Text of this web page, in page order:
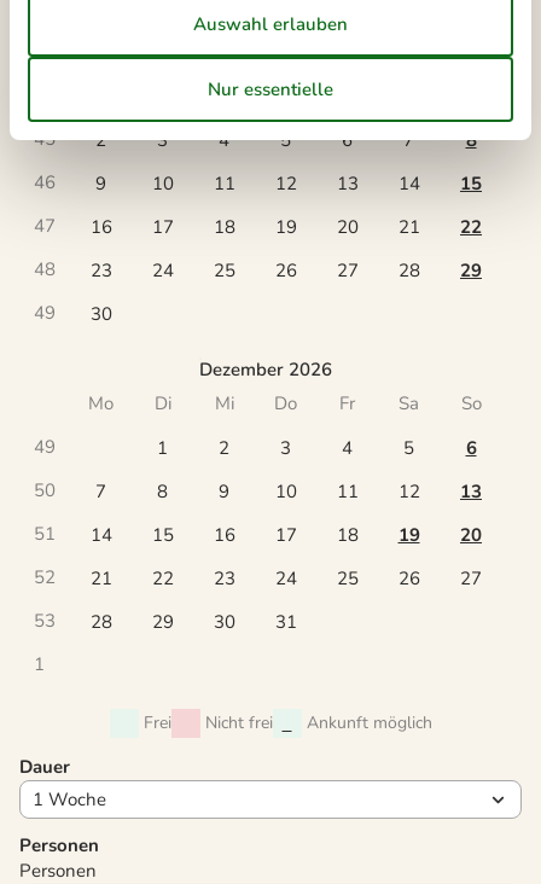
November 2026
Mo
Di Mi Do Fr Sa
So
45
2 3 4 5 6 7
8
46
9 10 11 12 13 14
15
47
16 17 18 19 20 21
22
48
23 24 25 26 27 28
29
49
30
Dezember 2026
Mo
Di Mi Do Fr Sa
So
49
1 2 3 4 5
6
50
7 8 9 10 11 12
13
51
14 15 16 17 18 19
20
52
21 22 23 24 25 26
27
53
28 29 30
31
1
Frei Nicht frei Ankunft möglich
Dauer
Personen
Personen